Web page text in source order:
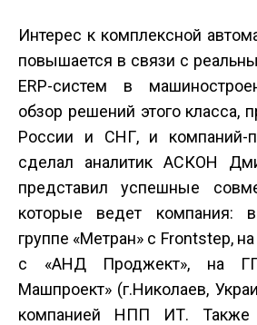
Интерес к комплексной
повышается в связи с
ERP-систем в
обзор решений этого класса,
России и СНГ, и компаний-
сделал аналитик АСКОН
представил успешные
которые ведет компания:
группе «Метран» с Frontstep,
с «АНД Проджект», на
Машпроект» (г.Николаев,
компанией НПП ИТ. Также